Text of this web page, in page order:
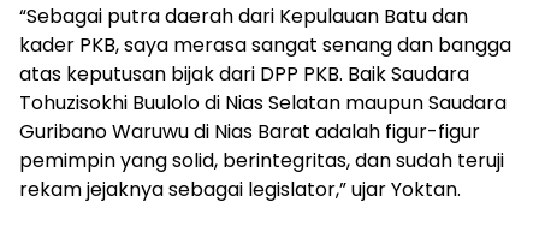
“Sebagai putra daerah dari Kepulauan Batu dan
kader PKB, saya merasa sangat senang dan bangga
atas keputusan bijak dari DPP PKB. Baik Saudara
Tohuzisokhi Buulolo di Nias Selatan maupun Saudara
Guribano Waruwu di Nias Barat adalah figur-figur
pemimpin yang solid, berintegritas, dan sudah teruji
rekam jejaknya sebagai legislator,” ujar Yoktan.